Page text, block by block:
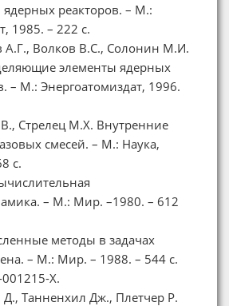
реакторов. – М.:
1985. – 222 с.
А.Г., Волков В.С., Солонин М.И.
элементы ядерных
– М.: Энергоатомиздат, 1996.
Стрелец М.Х. Внутренние
смесей. – М.: Наука,
с.
– М.: Мир. –1980. – 612
методы в задачах
– М.: Мир. – 1988. – 544 с.
X.
Танненхил Дж., Плетчер Р.